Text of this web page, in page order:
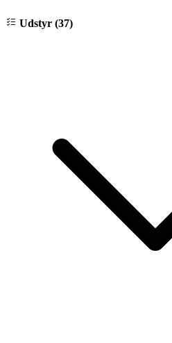
Udstyr (37)